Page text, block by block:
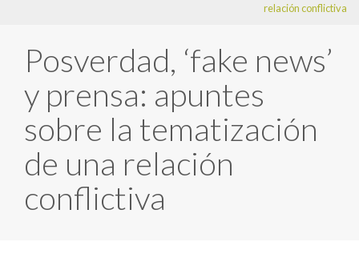
relación conflictiva
Posverdad, ‘fake news’
y prensa: apuntes
sobre la tematización
de una relación
conflictiva